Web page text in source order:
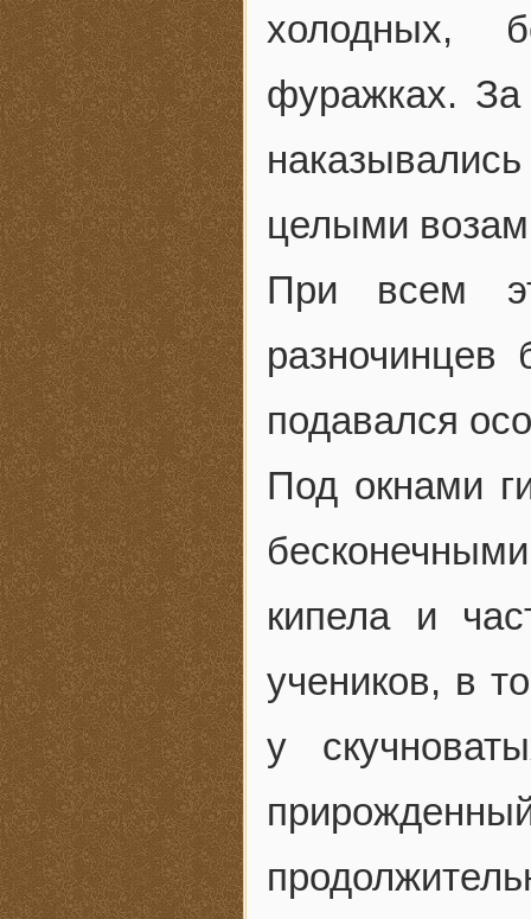
холодных,
фуражках. За
целыми
При всем
подавался
Под окнами
кипела и
учеников, в
у